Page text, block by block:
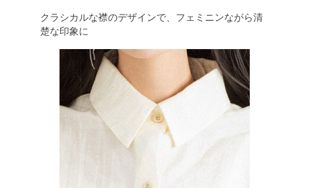
クラシカルな襟のデザインで、フェミニンながら清
楚な印象に